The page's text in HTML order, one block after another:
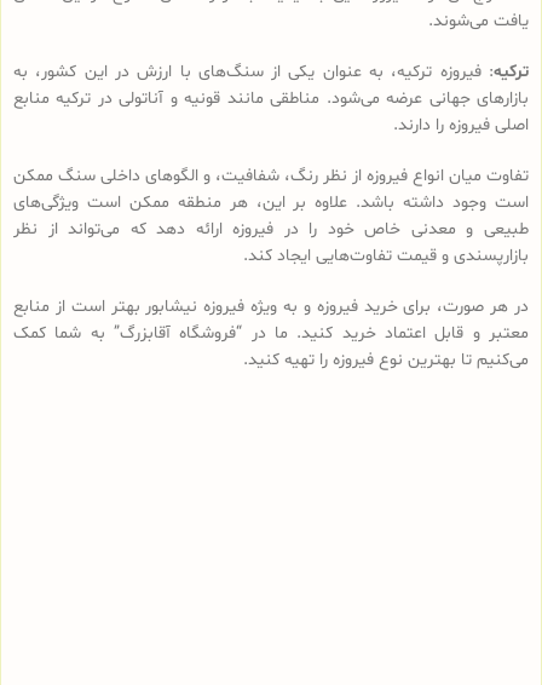
یافت می‌شوند.
ترکیه: فیروزه ترکیه، به عنوان یکی از سنگ‌های با ارزش در این کشور، به
بازارهای جهانی عرضه می‌شود. مناطقی مانند قونیه و آناتولی در ترکیه منابع
اصلی فیروزه را دارند.
تفاوت‌ میان انواع فیروزه از نظر رنگ، شفافیت، و الگوهای داخلی سنگ ممکن
است وجود داشته باشد. علاوه بر این، هر منطقه ممکن است ویژگی‌های
طبیعی و معدنی خاص خود را در فیروزه ارائه دهد که می‌تواند از نظر
بازارپسندی و قیمت تفاوت‌هایی ایجاد کند.
در هر صورت، برای خرید فیروزه و به ویژه فیروزه نیشابور بهتر است از منابع
معتبر و قابل اعتماد خرید کنید. ما در “فروشگاه آقابزرگ” به شما کمک
می‌کنیم تا بهترین نوع فیروزه را تهیه کنید.